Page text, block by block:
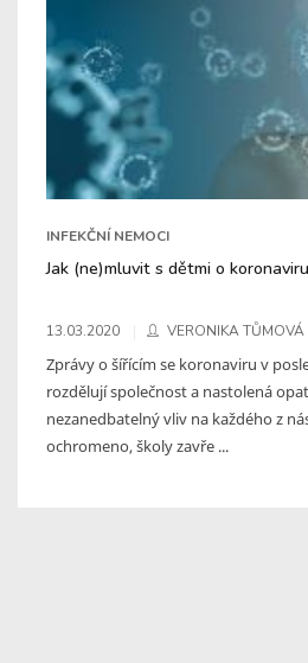
INFEKČNÍ NEMOCI
Jak (ne)mluvit s dětmi o
13.03.2020 VERONIKA TŮMOVÁ
Zprávy o šířícím se koronaviru v
rozdělují společnost a nastolená
nezanedbatelný vliv na každého z
ochromeno, školy zavře ...